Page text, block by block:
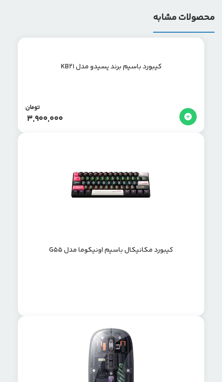
محصولات مشابه
کیبورد باسیم برند یسیدو مدل KB21
3,900,000
تومان
کیبورد مکانیکال باسیم اونیکوما مدل G55